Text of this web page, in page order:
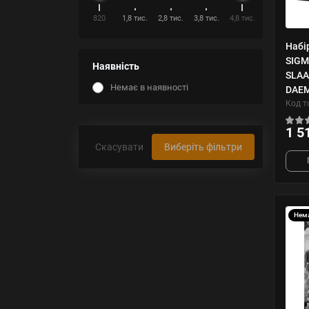
820 1,8 тис. 2,8 тис. 3,8 тис. 4,8 тис.
Наявність
Немає в наявності
Скасувати Виберіть фільтри
Код
1